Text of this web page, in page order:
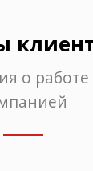
о работе